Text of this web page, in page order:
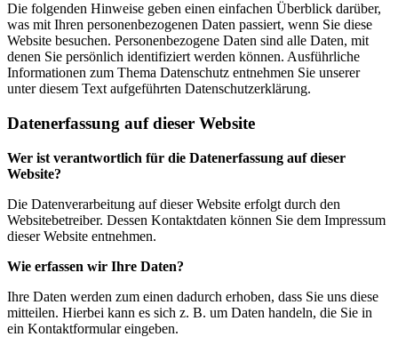
Die folgenden Hinweise geben einen einfachen Überblick darüber,
was mit Ihren personenbezogenen Daten passiert, wenn Sie diese
Website besuchen. Personenbezogene Daten sind alle Daten, mit
denen Sie persönlich identifiziert werden können. Ausführliche
Informationen zum Thema Datenschutz entnehmen Sie unserer
unter diesem Text aufgeführten Datenschutzerklärung.
Datenerfassung auf dieser Website
Wer ist verantwortlich für die Datenerfassung auf dieser
Website?
Die Datenverarbeitung auf dieser Website erfolgt durch den
Websitebetreiber. Dessen Kontaktdaten können Sie dem Impressum
dieser Website entnehmen.
Wie erfassen wir Ihre Daten?
Ihre Daten werden zum einen dadurch erhoben, dass Sie uns diese
mitteilen. Hierbei kann es sich z. B. um Daten handeln, die Sie in
ein Kontaktformular eingeben.